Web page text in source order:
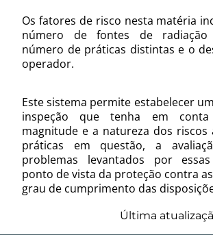
Os fatores de risco nesta matéria
número de fontes de radiação
número de práticas distintas e o
operador.
Este sistema permite estabelecer
inspeção que tenha em
magnitude e a natureza dos riscos
práticas em questão, a
problemas levantados por
ponto de vista da proteção contra
grau de cumprimento das
Última